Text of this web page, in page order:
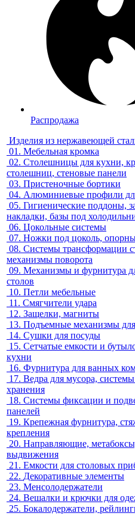
Распродажа
Изделия из нержавеющей
01. Мебельная кромка
02. Столешницы для кухни,
столешниц, стеновые панели
03. Пристеночные бортики
04. Алюминиевые профили
05. Гигиенические поддоны,
накладки, базы под
06. Цокольные системы
07. Ножки под цоколь,
08. Системы трансформации
механизмы поворота
09. Механизмы и фурнитура
столов
10. Петли мебельные
11. Смягчители удара
12. Защелки, магниты
13. Подъемные механизмы
14. Сушки для посуды
15. Сетчатые емкости и
кухни
16. Фурнитура для ванных
17. Ведра для мусора,
хранения
18. Системы фиксации и
панелей
19. Крепежная фурнитура,
крепления
20. Направляющие,
выдвижения
21. Емкости для столовых
22. Декоративные элементы
23. Менсолодержатели
24. Вешалки и крючки для
25. Бокалодержатели,